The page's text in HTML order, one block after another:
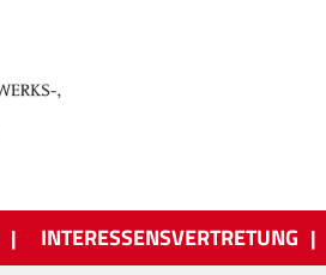
INTERESSENSVERTRETUNG